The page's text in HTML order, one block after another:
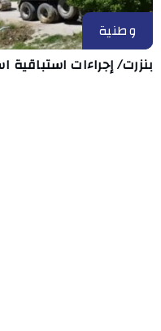
وطنية
بنزرت/ إجراءات استباقية